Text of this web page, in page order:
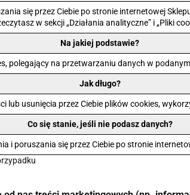
się przez Ciebie po stronie internetowej
w sekcji „Działania analityczne” i „Pliki
Na jakiej podstawie?
polegający na przetwarzaniu danych w
Jak długo?
lub usunięcia przez Ciebie plików cookies,
Co się stanie, jeśli nie podasz danych?
i poruszania się przez Ciebie po stronie